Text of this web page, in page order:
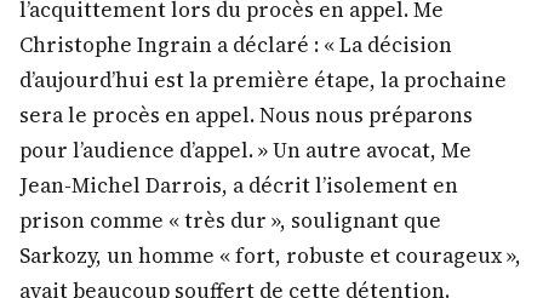
l’acquittement lors du procès en appel. Me
Christophe Ingrain a déclaré : « La décision
d’aujourd’hui est la première étape, la prochaine
sera le procès en appel. Nous nous préparons
pour l’audience d’appel. » Un autre avocat, Me
Jean-Michel Darrois, a décrit l’isolement en
prison comme « très dur », soulignant que
Sarkozy, un homme « fort, robuste et courageux »,
avait beaucoup souffert de cette détention.